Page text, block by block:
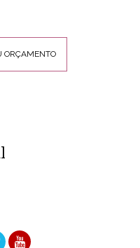
ORÇAMENTO